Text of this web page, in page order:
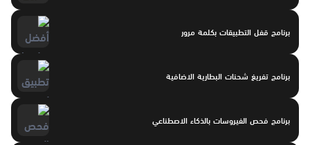
برنامج قفل التطبيقات بكلمة مرور
برنامج تفريغ شحنات البطارية الاضافية
برنامج فحص الفيروسات بالذكاء الاصطناعي